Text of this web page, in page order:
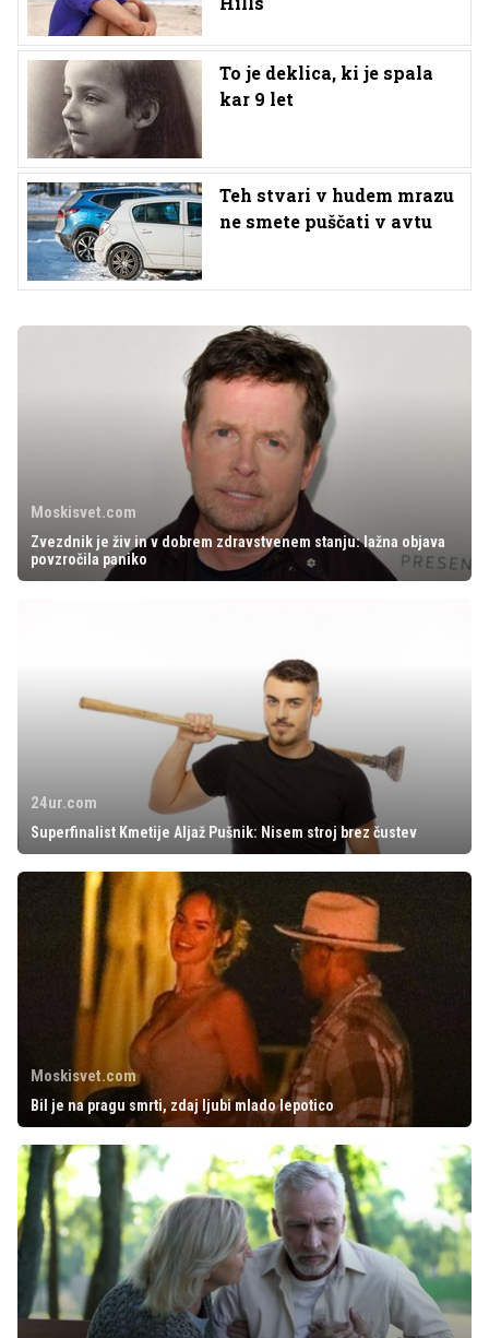
To je deklica, ki je spala
kar 9 let
Teh stvari v hudem mrazu
ne smete puščati v avtu
Moskisvet.com
Zvezdnik je živ in v dobrem zdravstvenem stanju: lažna objava
povzročila paniko
24ur.com
Superfinalist Kmetije Aljaž Pušnik: Nisem stroj brez čustev
Moskisvet.com
Bil je na pragu smrti, zdaj ljubi mlado lepotico